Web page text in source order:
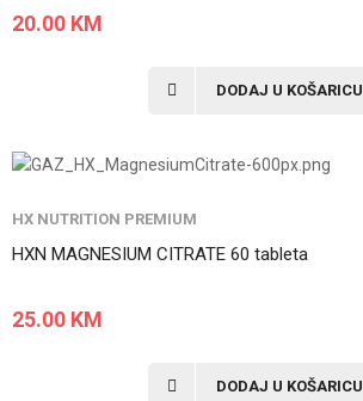
20.00 KM
DODAJ U KOŠARICU
HX NUTRITION PREMIUM
HXN MAGNESIUM CITRATE 60 tableta
25.00 KM
DODAJ U KOŠARICU